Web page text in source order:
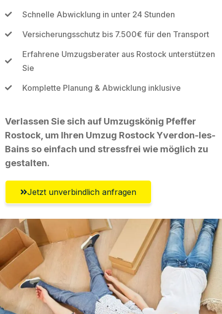
Schnelle Abwicklung in unter 24 Stunden
Versicherungsschutz bis 7.500€ für den Transport
Erfahrene Umzugsberater aus Rostock unterstützen
Sie
Komplette Planung & Abwicklung inklusive
Verlassen Sie sich auf Umzugskönig Pfeffer
Rostock, um Ihren Umzug Rostock Yverdon-les-
Bains so einfach und stressfrei wie möglich zu
gestalten.
Jetzt unverbindlich anfragen